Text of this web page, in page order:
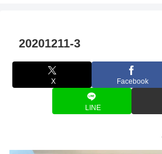
20201211-3
X Facebook
LINE